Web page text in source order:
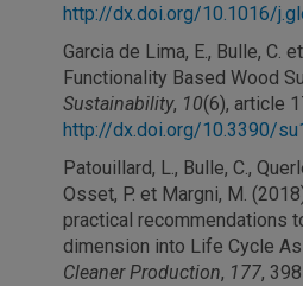
http://dx.doi.org/10.1016/
Garcia de Lima, E., Bulle, C.
Functionality Based Wood
Sustainability, 10(6), article
http://dx.doi.org/10.3390/
Patouillard, L., Bulle, C.,
Osset, P. et Margni, M.
practical recommendations
dimension into Life Cycle
Cleaner Production, 177,